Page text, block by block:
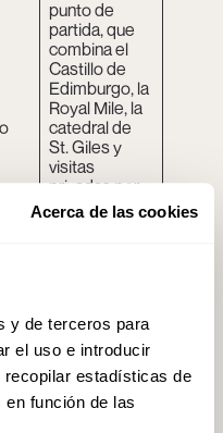
Acerca de las cookies
y de terceros para
el uso e introducir
estadísticas de
función de las
punto de
partida, que
combina el
Castillo de
Edimburgo, la
Royal Mile, la
catedral de
St. Giles y
visitas
privadas por
la ciudad
patrimoniales
muy
característico
s de Escocia:
historia real y